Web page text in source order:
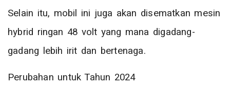
Selain itu, mobil ini juga akan disematkan mesin
hybrid ringan 48 volt yang mana digadang-
gadang lebih irit dan bertenaga.
Perubahan untuk Tahun 2024